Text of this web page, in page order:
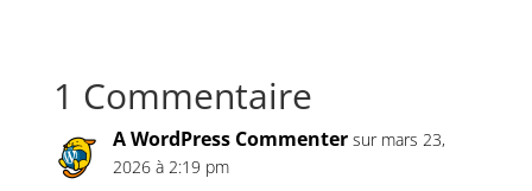
1 Commentaire
A WordPress Commenter sur mars 23,
2026 à 2:19 pm